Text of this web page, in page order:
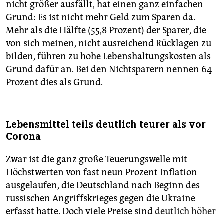
nicht größer ausfällt, hat einen ganz einfachen
Grund: Es ist nicht mehr Geld zum Sparen da.
Mehr als die Hälfte (55,8 Prozent) der Sparer, die
von sich meinen, nicht ausreichend Rücklagen zu
bilden, führen zu hohe Lebenshaltungskosten als
Grund dafür an. Bei den Nichtsparern nennen 64
Prozent dies als Grund.
Lebensmittel teils deutlich teurer als vor
Corona
Zwar ist die ganz große Teuerungswelle mit
Höchstwerten von fast neun Prozent Inflation
ausgelaufen, die Deutschland nach Beginn des
russischen Angriffskrieges gegen die Ukraine
erfasst hatte. Doch viele Preise sinddeutlich höher